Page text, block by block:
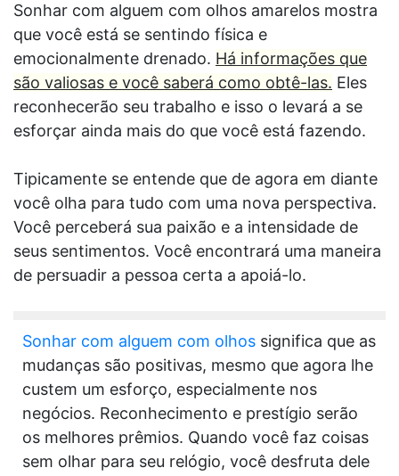
Sonhar com alguem com olhos amarelos mostra
que você está se sentindo física e
emocionalmente drenado. Há informações que
são valiosas e você saberá como obtê-las. Eles
reconhecerão seu trabalho e isso o levará a se
esforçar ainda mais do que você está fazendo.
Tipicamente se entende que de agora em diante
você olha para tudo com uma nova perspectiva.
Você perceberá sua paixão e a intensidade de
seus sentimentos. Você encontrará uma maneira
de persuadir a pessoa certa a apoiá-lo.
Sonhar com alguem com olhos significa que as
mudanças são positivas, mesmo que agora lhe
custem um esforço, especialmente nos
negócios. Reconhecimento e prestígio serão
os melhores prêmios. Quando você faz coisas
sem olhar para seu relógio, você desfruta dele